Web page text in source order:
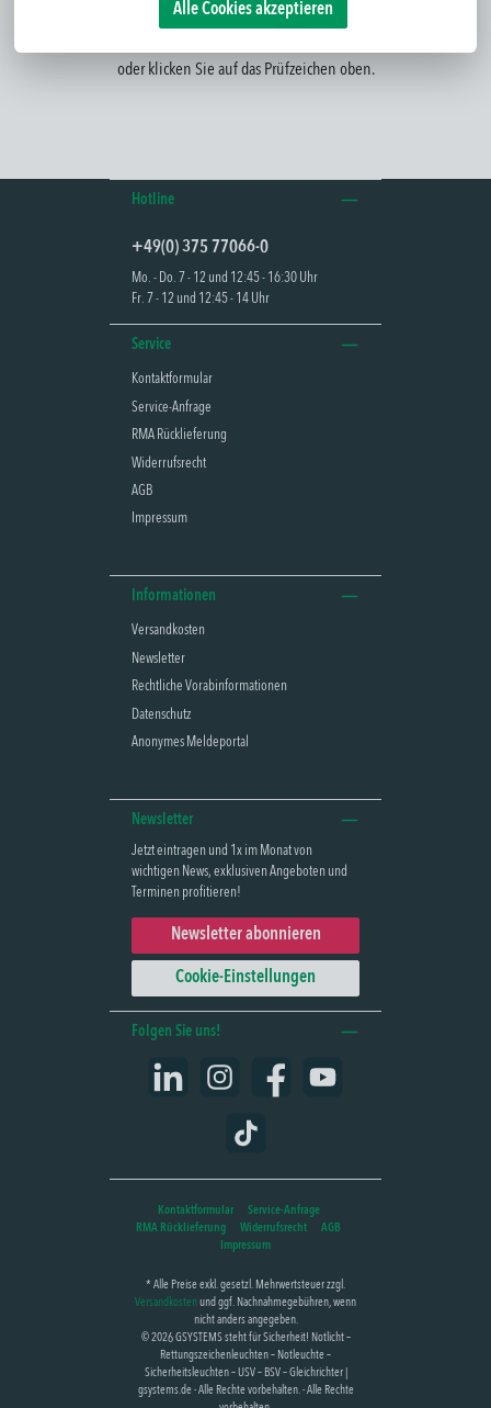
oder klicken Sie auf das Prüfzeichen oben.
Hotline
+49(0) 375 77066-0
Mo. - Do. 7 - 12 und 12:45 - 16:30 Uhr
Fr. 7 - 12 und 12:45 - 14 Uhr
Service
Kontaktformular
Service-Anfrage
RMA Rücklieferung
Widerrufsrecht
AGB
Impressum
Informationen
Versandkosten
Newsletter
Rechtliche Vorabinformationen
Datenschutz
Anonymes Meldeportal
Newsletter
Jetzt eintragen und 1x im Monat von
wichtigen News, exklusiven Angeboten und
Terminen profitieren!
Newsletter abonnieren
Cookie-Einstellungen
Folgen Sie uns!
Instagram Facebook YouTube
TikTok
Kontaktformular
Service-Anfrage
RMA Rücklieferung
Widerrufsrecht
AGB
Impressum
* Alle Preise exkl. gesetzl. Mehrwertsteuer zzgl.
Versandkostenund ggf. Nachnahmegebühren, wenn
nicht anders angegeben.
© 2026 GSYSTEMS steht für Sicherheit! Notlicht –
Rettungszeichenleuchten – Notleuchte –
Sicherheitsleuchten – USV – BSV – Gleichrichter |
gsystems.de - Alle Rechte vorbehalten. - Alle Rechte
Alle Cookies akzeptieren